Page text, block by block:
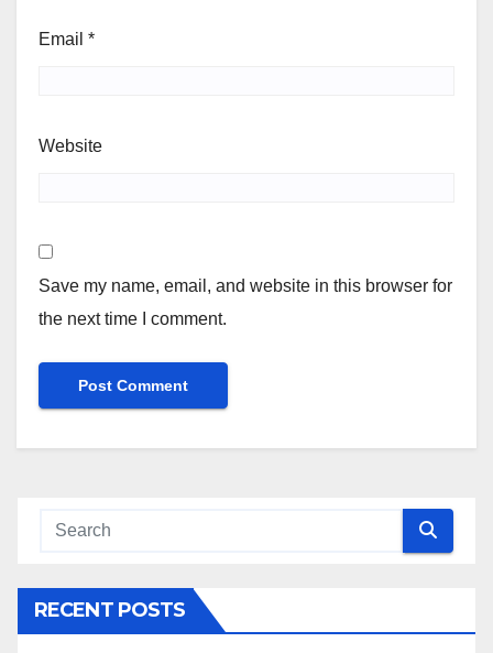
Email *
Website
Save my name, email, and website in this browser for
the next time I comment.
RECENT POSTS